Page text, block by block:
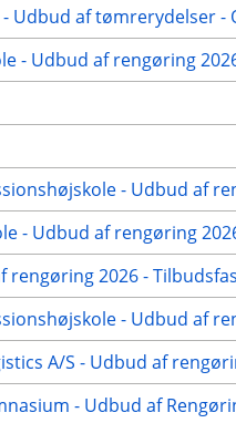
Udbud af tømrerydelser -
- Udbud af rengøring
- Udbud af
- Udbud af rengøring
rengøring 2026 -
- Udbud af
A/S - Udbud af
- Udbud af